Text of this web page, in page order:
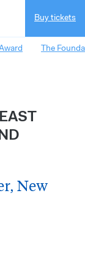
Buy tickets
The
New